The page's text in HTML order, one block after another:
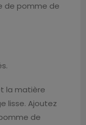
de pomme de
la matière
lisse. Ajoutez
de